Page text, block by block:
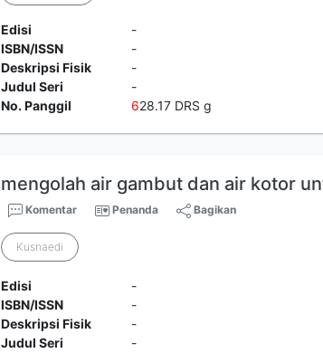
Edisi
-
ISBN/ISSN
-
Deskripsi Fisik
-
Judul Seri
-
No. Panggil
628.17 DRS g
mengolah air gambut dan air kotor
Komentar Penanda Bagikan
Kusnaedi
Edisi
-
ISBN/ISSN
-
Deskripsi Fisik
-
Judul Seri
-